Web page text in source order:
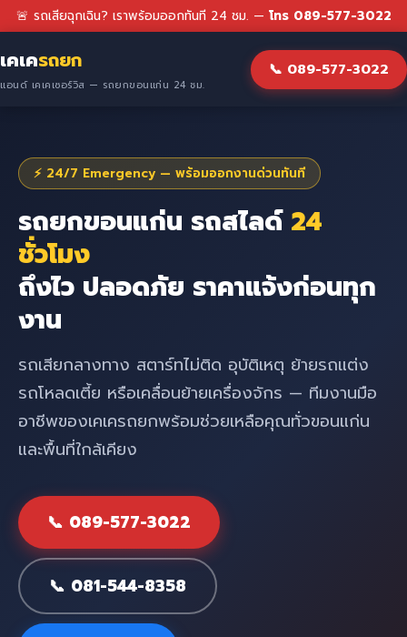
🚨 รถเสียฉุกเฉิน? เราพร้อมออกทันที 24 ชม. — โทร 089-577-3022
เคเครถยก
แอนด์ เคเคเซอร์วิส — รถยกขอนแก่น 24 ชม.
📞 089-577-3022
⚡ 24/7 Emergency — พร้อมออกงานด่วนทันที
รถยกขอนแก่น รถสไลด์ 24
ชั่วโมง
ถึงไว ปลอดภัย ราคาแจ้งก่อนทุก
งาน
รถเสียกลางทาง สตาร์ทไม่ติด อุบัติเหตุ ย้ายรถแต่ง
รถโหลดเตี้ย หรือเคลื่อนย้ายเครื่องจักร — ทีมงานมือ
อาชีพของเคเครถยกพร้อมช่วยเหลือคุณทั่วขอนแก่น
และพื้นที่ใกล้เคียง
📞 089-577-3022
📞 081-544-8358